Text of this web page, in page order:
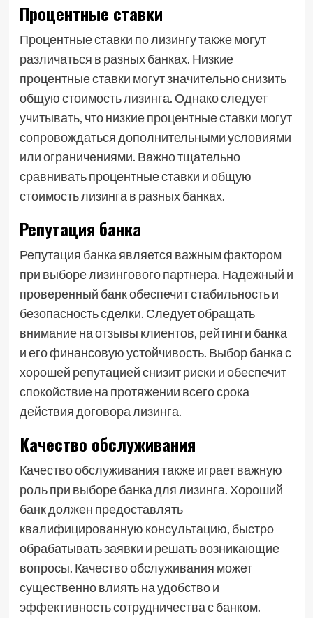
Процентные ставки
Процентные ставки по лизингу также могут
различаться в разных банках. Низкие
процентные ставки могут значительно снизить
общую стоимость лизинга. Однако следует
учитывать, что низкие процентные ставки могут
сопровождаться дополнительными условиями
или ограничениями. Важно тщательно
сравнивать процентные ставки и общую
стоимость лизинга в разных банках.
Репутация банка
Репутация банка является важным фактором
при выборе лизингового партнера. Надежный и
проверенный банк обеспечит стабильность и
безопасность сделки. Следует обращать
внимание на отзывы клиентов, рейтинги банка
и его финансовую устойчивость. Выбор банка с
хорошей репутацией снизит риски и обеспечит
спокойствие на протяжении всего срока
действия договора лизинга.
Качество обслуживания
Качество обслуживания также играет важную
роль при выборе банка для лизинга. Хороший
банк должен предоставлять
квалифицированную консультацию, быстро
обрабатывать заявки и решать возникающие
вопросы. Качество обслуживания может
существенно влиять на удобство и
эффективность сотрудничества с банком.